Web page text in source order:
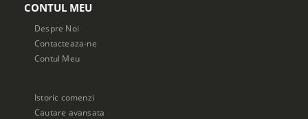
CONTUL MEU
Despre Noi
Contacteaza-ne
Contul Meu
Istoric comenzi
Cautare avansata